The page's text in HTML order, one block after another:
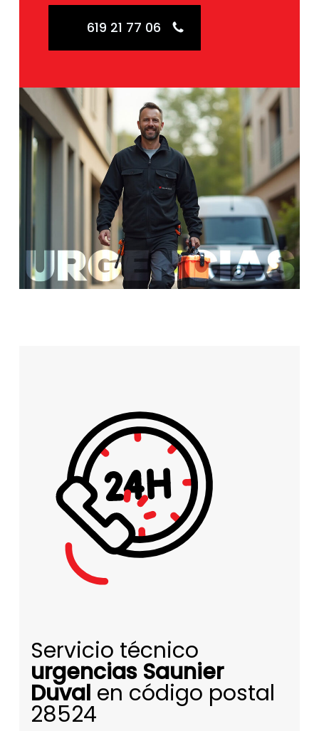
619 21 77 06
Servicio técnico
urgencias Saunier
Duval en código postal
28524